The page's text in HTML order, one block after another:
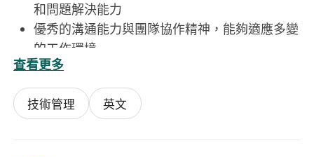
和問題解決能力
優秀的溝通能力與團隊協作精神，能夠適應多變
的工作環境
具備良好的時間管理意識和抗壓能力，能適應高
強度工作節奏
查看更多
技術管理 英文